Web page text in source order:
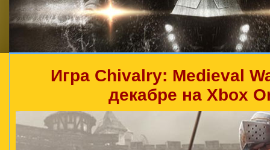
Игра Chivalry: Medieval
декабре на Xbox